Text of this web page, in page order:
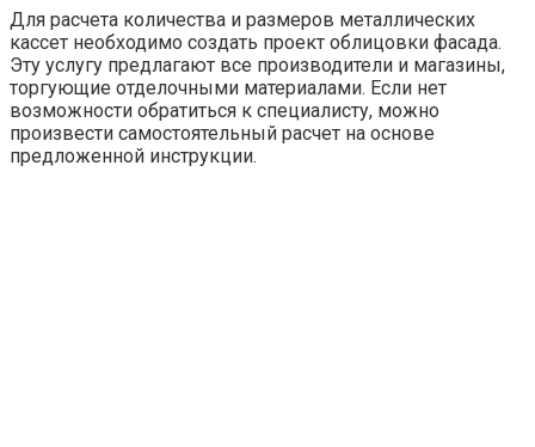
Для расчета количества и размеров металлических
кассет необходимо создать проект облицовки фасада.
Эту услугу предлагают все производители и магазины,
торгующие отделочными материалами. Если нет
возможности обратиться к специалисту, можно
произвести самостоятельный расчет на основе
предложенной инструкции.